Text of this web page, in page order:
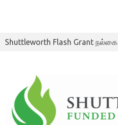
Shuttleworth Flash Grant நல்கை